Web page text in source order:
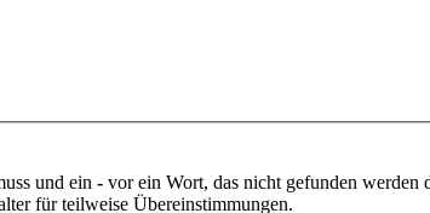
und ein - vor ein Wort, das nicht gefunden werden
für teilweise Übereinstimmungen.